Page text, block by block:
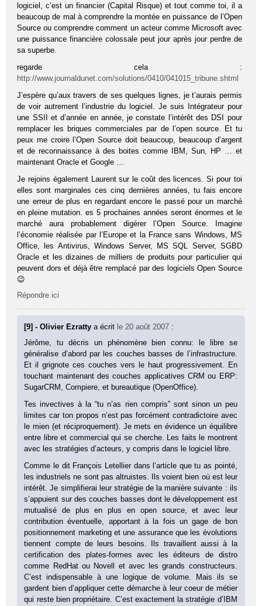
logiciel, c’est un financier (Capital Risque) et tout comme toi, il a
beaucoup de mal à comprendre la montée en puissance de l’Open
Source ou comprendre comment un acteur comme Microsoft avec
une puissance financière colossale peut jour après jour perdre de
sa superbe.
regarde cela :
http://www.journaldunet.com/solutions/0410/041015_tribune.shtml
J’espère qu’aux travers de ses quelques lignes, je t’aurais permis
de voir autrement l’industrie du logiciel. Je suis Intégrateur pour
une SSII et d’année en année, je constate l’intérêt des DSI pour
remplacer les briques commerciales par de l’open source. Et tu
peux me croire l’Open Source doit beaucoup, beaucoup d’argent
et de reconnaissance à des boites comme IBM, Sun, HP … et
maintenant Oracle et Google …
Je rejoins également Laurent sur le coût des licences. Si pour toi
elles sont marginales ces cinq dernières années, tu fais encore
une erreur de plus en regardant encore le passé pour un marché
en pleine mutation. es 5 prochaines années seront énormes et le
marché aura probablement digérer l’Open Source. Imagine
l’économie réalisée par l’Europe et la France sans Windows, MS
Office, les Antivirus, Windows Server, MS SQL Server, SGBD
Oracle et les dizaines de milliers de produits pour particulier qui
peuvent dors et déjà être remplacé par des logiciels Open Source
😉
Répondre ici
[9] - Olivier Ezrattya écrit le 20 août 2007 :
Jérôme, tu décris un phénomène bien connu: le libre se
généralise d’abord par les couches basses de l’infrastructure.
Et il grignote ces couches vers le haut progressivement. En
touchant maintenant des couches applicatives CRM ou ERP:
SugarCRM, Compiere, et bureautique (OpenOffice).
Tes invectives à la “tu n’as rien compris” sont sinon un peu
limites car ton propos n’est pas forcément contradictoire avec
le mien (et réciproquement). Je mets en évidence un équilibre
entre libre et commercial qui se cherche. Les faits le montrent
avec les stratégies d’acteurs, y compris dans le logiciel libre.
Comme le dit François Letellier dans l’article que tu as pointé,
les industriels ne sont pas altruistes. Ils voient bien où est leur
intérêt. Je simplifierai leur stratégie de la manière suivante : ils
s’appuient sur des couches basses dont le développement est
mutualisé de plus en plus en open source, et avec leur
contribution éventuelle, apportant à la fois un gage de bon
positionnement marketing et une assurance que les évolutions
tiennent compte de leurs besoins. Ils travaillent aussi à la
certification des plates-formes avec les éditeurs de distro
comme RedHat ou Novell et avec les grands constructeurs.
C’est indispensable à une logique de volume. Mais ils se
gardent bien d’appliquer cette démarche à leur coeur de métier
qui reste bien propriétaire. C’est exactement la stratégie d’IBM